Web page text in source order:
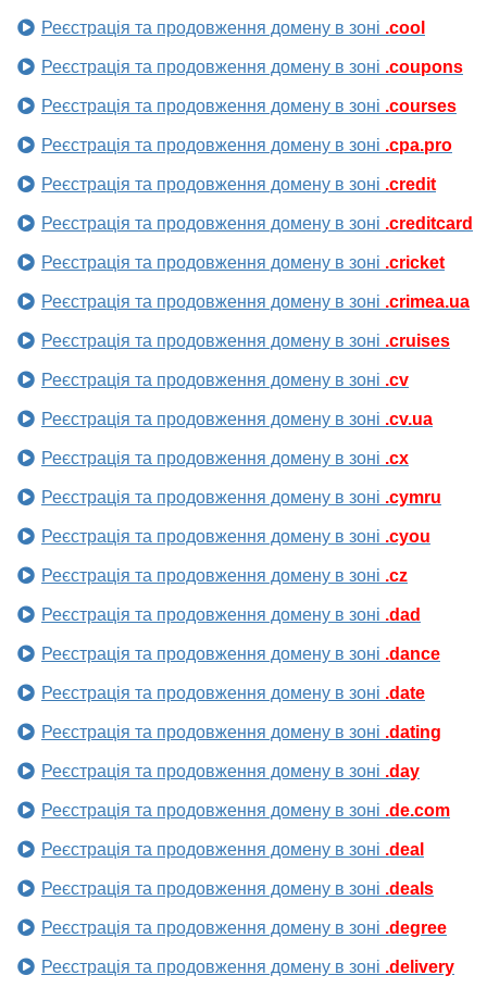
Реєстрація та продовження домену в зоні .cool
Реєстрація та продовження домену в зоні .coupons
Реєстрація та продовження домену в зоні .courses
Реєстрація та продовження домену в зоні .cpa.pro
Реєстрація та продовження домену в зоні .credit
Реєстрація та продовження домену в зоні .creditcard
Реєстрація та продовження домену в зоні .cricket
Реєстрація та продовження домену в зоні .crimea.ua
Реєстрація та продовження домену в зоні .cruises
Реєстрація та продовження домену в зоні .cv
Реєстрація та продовження домену в зоні .cv.ua
Реєстрація та продовження домену в зоні .cx
Реєстрація та продовження домену в зоні .cymru
Реєстрація та продовження домену в зоні .cyou
Реєстрація та продовження домену в зоні .cz
Реєстрація та продовження домену в зоні .dad
Реєстрація та продовження домену в зоні .dance
Реєстрація та продовження домену в зоні .date
Реєстрація та продовження домену в зоні .dating
Реєстрація та продовження домену в зоні .day
Реєстрація та продовження домену в зоні .de.com
Реєстрація та продовження домену в зоні .deal
Реєстрація та продовження домену в зоні .deals
Реєстрація та продовження домену в зоні .degree
Реєстрація та продовження домену в зоні .delivery